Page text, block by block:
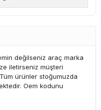
değilseniz araç marka
iletirseniz müşteri
ürünler stoğumuzda
Oem kodunu